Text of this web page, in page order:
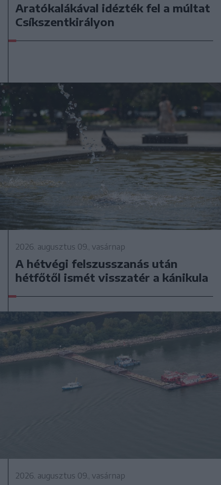
Aratókalákával idézték fel a múltat
Csíkszentkirályon
2026. augusztus 09., vasárnap
A hétvégi felszusszanás után
hétfőtől ismét visszatér a kánikula
2026. augusztus 09., vasárnap